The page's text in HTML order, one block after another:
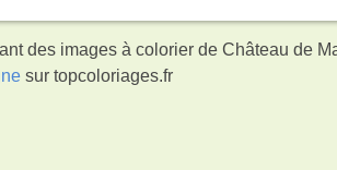
des images à colorier de Château de
sur topcoloriages.fr